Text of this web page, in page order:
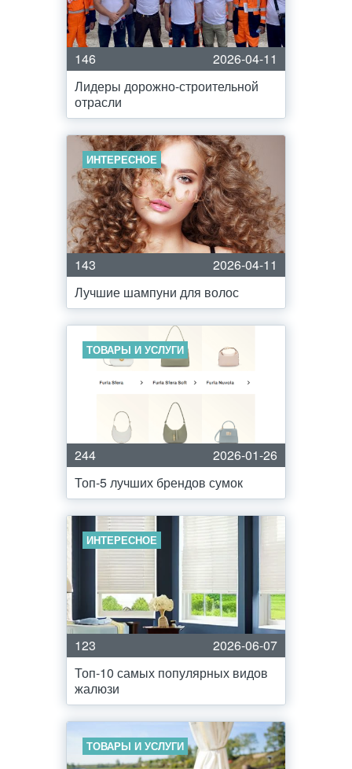
146
2026-04-11
Лидеры дорожно-строительной
отрасли
ИНТЕРЕСНОЕ
143
2026-04-11
Лучшие шампуни для волос
ТОВАРЫ И УСЛУГИ
244
2026-01-26
Топ-5 лучших брендов сумок
ИНТЕРЕСНОЕ
123
2026-06-07
Топ-10 самых популярных видов
жалюзи
ТОВАРЫ И УСЛУГИ